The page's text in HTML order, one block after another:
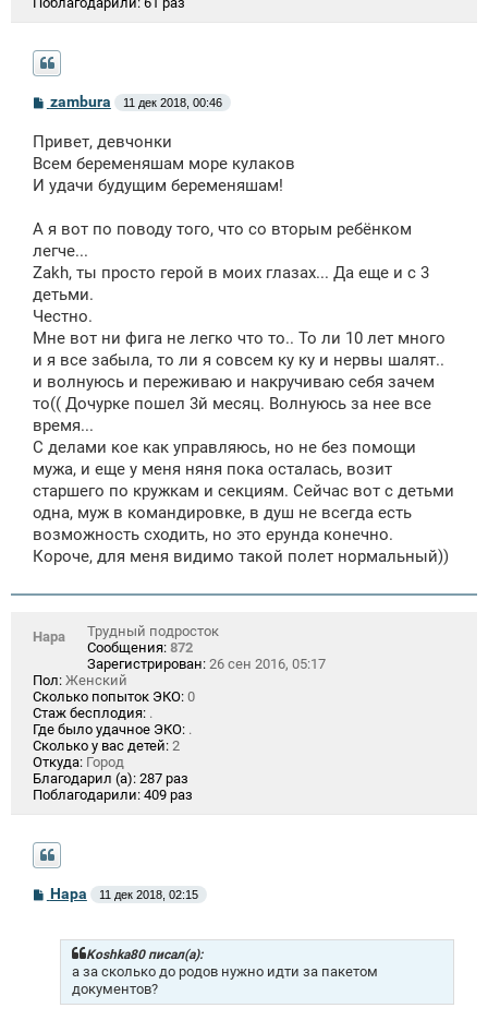
С
б
щ
н
zambura 11 дек 2018, 00:46
Привет, девчонки
Всем беременяшам море кулаков
И удачи будущим беременяшам!
А я вот по поводу того, что со вторым ребёнком
легче...
Zakh, ты просто герой в моих глазах... Да еще и с 3
детьми.
Честно.
Мне вот ни фига не легко что то.. То ли 10 лет много
и я все забыла, то ли я совсем ку ку и нервы шалят..
и волнуюсь и переживаю и накручиваю себя зачем
то(( Дочурке пошел 3й месяц. Волнуюсь за нее все
время...
С делами кое как управляюсь, но не без помощи
мужа, и еще у меня няня пока осталась, возит
старшего по кружкам и секциям. Сейчас вот с детьми
одна, муж в командировке, в душ не всегда есть
возможность сходить, но это ерунда конечно.
Короче, для меня видимо такой полет нормальный))
Нара
Трудный подросток
Сообщения: 872
Зарегистрирован: 26 сен 2016, 05:17
Пол: Женский
Сколько попыток ЭКО: 0
Стаж бесплодия: .
Где было удачное ЭКО: .
Сколько у вас детей: 2
Откуда: Город
Благодарил (а): 287 раз
Поблагодарили: 409 раз
СНара 11 дек 2018, 02:15
Koshka80 писал(а):
а за сколько до родов нужно идти за пакетом
документов?